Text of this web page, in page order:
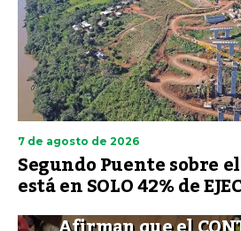
7 de agosto de 2026
Segundo Puente sobre
está en SOLO 42% de